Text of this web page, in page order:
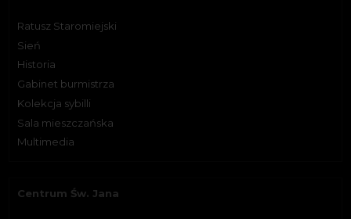
Ratusz Staromiejski
Sień
Historia
Gabinet burmistrza
Kolekcja sybilli
Sala mieszczańska
Multimedia
Centrum Św. Jana